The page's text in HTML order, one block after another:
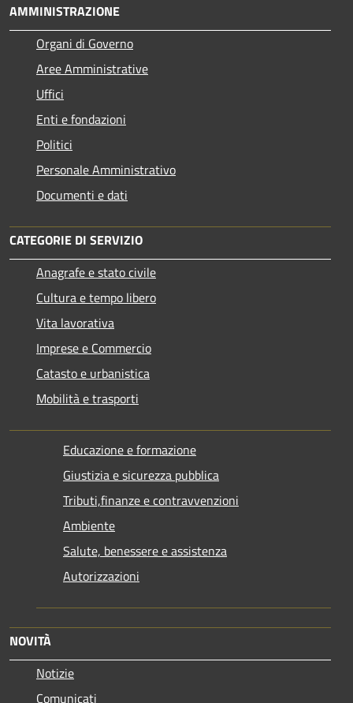
AMMINISTRAZIONE
Organi di Governo
Aree Amministrative
Uffici
Enti e fondazioni
Politici
Personale Amministrativo
Documenti e dati
CATEGORIE DI SERVIZIO
Anagrafe e stato civile
Cultura e tempo libero
Vita lavorativa
Imprese e Commercio
Catasto e urbanistica
Mobilità e trasporti
Educazione e formazione
Giustizia e sicurezza pubblica
Tributi,finanze e contravvenzioni
Ambiente
Salute, benessere e assistenza
Autorizzazioni
NOVITÀ
Notizie
Comunicati